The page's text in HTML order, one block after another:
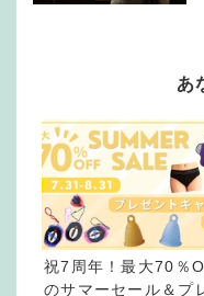
あ
祝7周年！最大70％
のサマーセール＆プ